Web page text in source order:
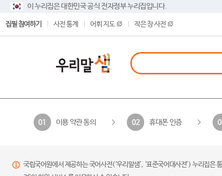
이 누리집은 대한민국 공식 전자정부 누리집입니다.
집필 참여하기 사전 통계 어휘 지도 작은 창 사전
01 이용 약관 동의 02 휴대폰 인증
국립국어원에서 제공하는 국어사전(‘우리말샘’, ‘표준국어대사전’) 누리집